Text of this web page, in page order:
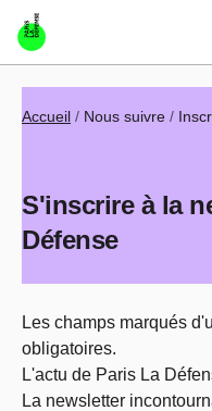
Aller au contenu principal
Fil d'Ariane
Accueil Nous suivre
S'inscrire à la
Défense
Les champs marqués
obligatoires.
L'actu de Paris La
La newsletter